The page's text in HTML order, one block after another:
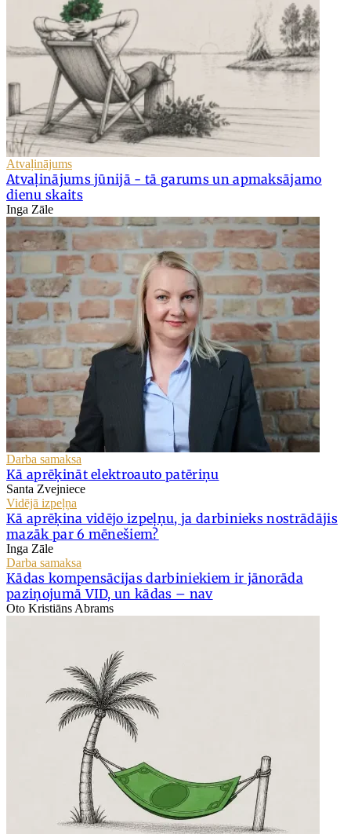
Atvaļinājums
Atvaļinājums jūnijā - tā garums un apmaksājamo
dienu skaits
Inga Zāle
Darba samaksa
Kā aprēķināt elektroauto patēriņu
Santa Zvejniece
Vidējā izpeļņa
Kā aprēķina vidējo izpeļņu, ja darbinieks nostrādājis
mazāk par 6 mēnešiem?
Inga Zāle
Darba samaksa
Kādas kompensācijas darbiniekiem ir jānorāda
paziņojumā VID, un kādas – nav
Oto Kristiāns Abrams